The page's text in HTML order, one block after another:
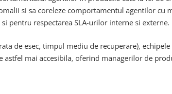
si sa coreleze comportamentul agentilor cu
pentru respectarea SLA-urilor interne si externe.
de esec, timpul mediu de recuperare),
astfel mai accesibila, oferind managerilor de